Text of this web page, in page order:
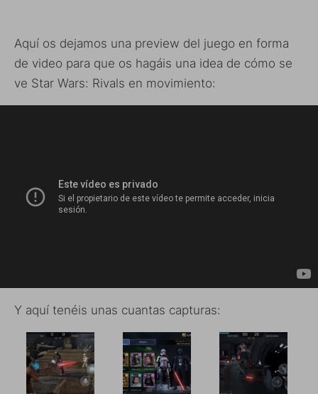
Aquí os dejamos una preview del juego en forma
de video para que os hagáis una idea de cómo se
ve Star Wars: Rivals en movimiento:
Y aquí tenéis unas cuantas capturas: